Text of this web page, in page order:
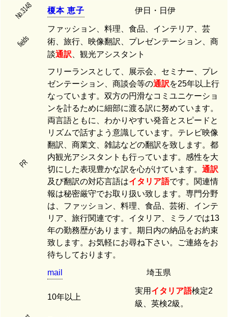
No.3148 榎本 恵子 伊日・日伊
fields
ファッション、料理、食品、インテリア、芸
術、旅行、映像翻訳、プレゼンテーション、商
談通訳 、観光アシスタント
PR
フリーランスとして、展示会、セミナー、プレ
ゼンテーション、商談会等の通訳を25年以上行
なっています。双方の円滑なコミユニケーショ
ンを計るために細部に渡る訳に努めています。
両言語ともに、わかりやすい発音とスピードと
リズムで話すよう意識しています。テレビ映像
翻訳、商業文、雑誌などの翻訳を致します。都
内観光アシスタントも行っています。感性を大
切にした表現豊かな訳を心がけています。 通訳
及び翻訳の対応言語はイタリア語です。関連情
報は秘密厳守でお取り扱い致します。専門分野
は、ファッション、料理、食品、芸術、インテ
リア、旅行関連です。イタリア、ミラノでは13
年の勤務歴があります。期日内の納品をお約束
致します。お気軽にお尋ね下さい。ご連絡をお
待ちしております。
mail 埼玉県
10年以上
実用 イタリア語検定2
級、英検2級。